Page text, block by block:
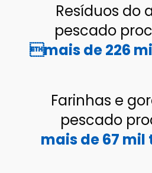
Resíduos do
pescado
mais de 226
Farinhas e
pescado
mais de 67